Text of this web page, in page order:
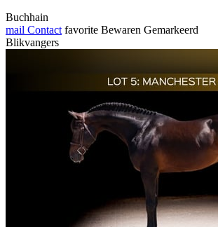
Buchhain
mail Contact favorite Bewaren Gemarkeerd
Blikvangers